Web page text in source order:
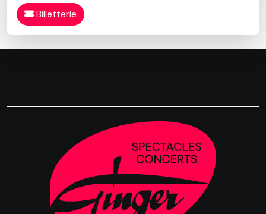
vulnérabilité brute et une intensité cathartique, créant
une ambiance que beaucoup décrivent comme plus
proche d’un événement spirituel que d’un concert
traditionnel.
immersive, intime, hypnotique et intense, à la croisée du
post-rock, du rock gothique, de l’expérimentation
ambiante et de l’abandon émotionnel.
« Swans, Radiohead ou Nick Cave ? Et si on pouvait
combiner le résultat de leurs musiques ? Alors on aurait
Alex Henry Foster. » — Radio Trojka (Pologne)
Billetterie